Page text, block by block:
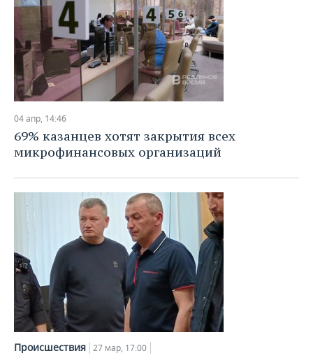
04 апр, 14:46
69% казанцев хотят закрытия всех
микрофинансовых организаций
Происшествия 27 мар, 17:00